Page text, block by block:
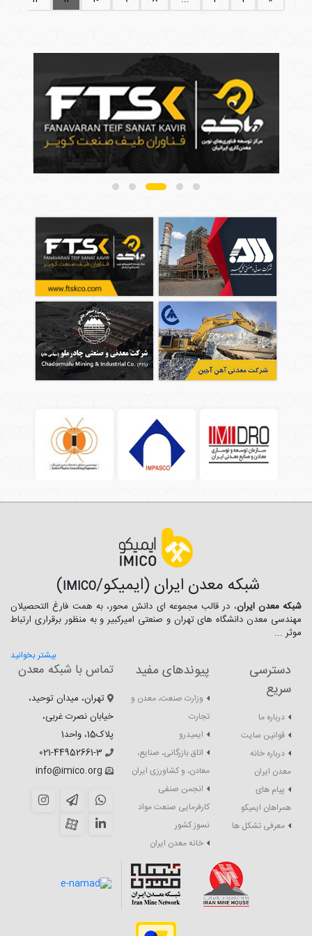
شبکه معدن ایران (ایمیکو/IMICO
)
شبکه معدن ایران، در قالب مجموعه ای دانش محور، به همت فارغ­ التحصیلان
مهندسی معدن دانشگاه ­های تهران و صنعتی امیرکبیر و به منظور برقراری ارتباط
موثر ...
بیشتر بخوانید
دسترسی
سریع
درباره ما
قوانین سایت
درباره خانه
معدن ایران
پیام های
همراهان ایمیکو
معرفی تشکل ها
پیوندهای مفید
وزارت صنعت، معدن و
تجارت
ایمیدرو
اتاق بازرگانی، صنایع،
معادن، و کشاورزی ایران
انجمن صنفی
کارفرمایی صنعت مواد
نسوز کشور
خانه معدن ایران
تماس با شبکه معدن
تهران، میدان توحید،
خیابان نصرت غربی،
پلاک15، واحد1
021-44952661-3
info@imico.org